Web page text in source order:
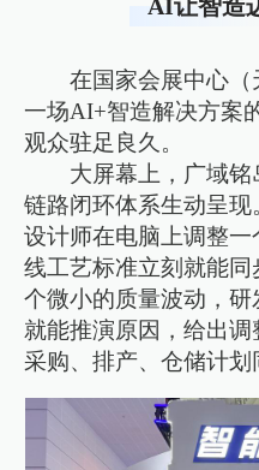
AI让智造
在国家会展中心（
一场AI+智造解决方案
观众驻足良久。
大屏幕上，广域铭
链路闭环体系生动呈
设计师在电脑上调整
线工艺标准立刻就能
个微小的质量波动，
就能推演原因，给出调
采购、排产、仓储计划